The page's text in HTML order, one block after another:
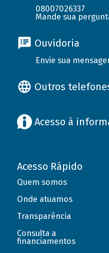
08007026337
Mande sua
Ouvidoria
Envie sua
Outros
Acesso à
Acesso Rápido
Quem somos
Onde atuamos
Transparência
Consulta a
financiamentos